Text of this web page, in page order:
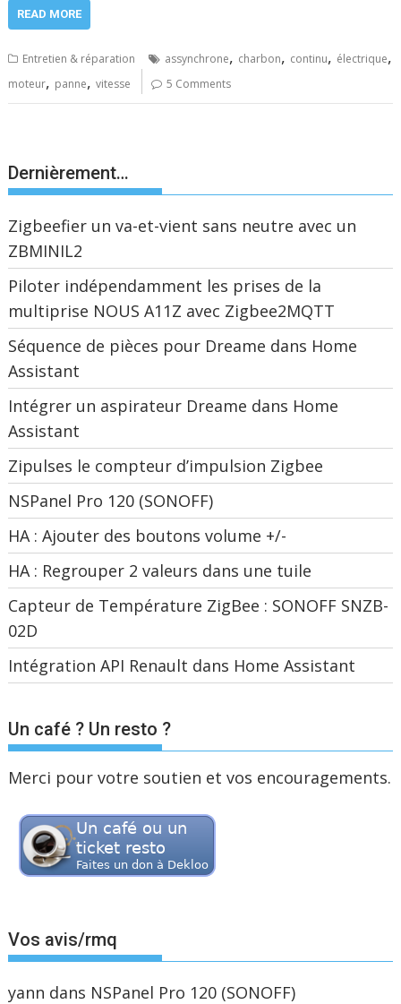
READ MORE
Entretien & réparation assynchrone, charbon, continu, électrique,
moteur, panne,vitesse 5 Comments
Dernièrement…
Zigbeefier un va-et-vient sans neutre avec un
ZBMINIL2
Piloter indépendamment les prises de la
multiprise NOUS A11Z avec Zigbee2MQTT
Séquence de pièces pour Dreame dans Home
Assistant
Intégrer un aspirateur Dreame dans Home
Assistant
Zipulses le compteur d’impulsion Zigbee
NSPanel Pro 120 (SONOFF)
HA : Ajouter des boutons volume +/-
HA : Regrouper 2 valeurs dans une tuile
Capteur de Température ZigBee : SONOFF SNZB-
02D
Intégration API Renault dans Home Assistant
Un café ? Un resto ?
Merci pour votre soutien et vos encouragements.
Vos avis/rmq
yann dans NSPanel Pro 120 (SONOFF)